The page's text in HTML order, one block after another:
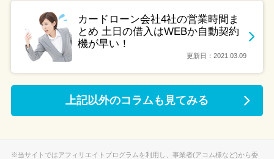
カードローン会社4社の営業時間ま
とめ 土日の借入はWEBか自動契約
機が早い！
更新日：2021.03.09
上記以外のコラムも見てみる
※当サイトではアフィリエイトプログラムを利用し、事業者(アコム様など)から委